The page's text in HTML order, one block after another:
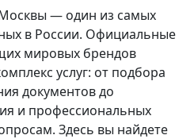
— один из самых
в России. Официальные
мировых брендов
услуг: от подбора
документов до
и профессиональных
Здесь вы найдете